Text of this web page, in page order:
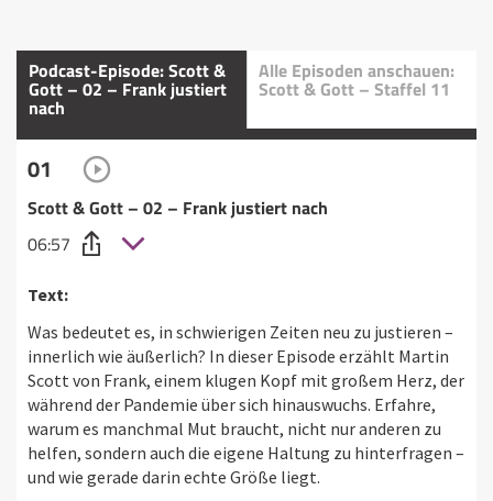
Podcast-Episode: Scott &
Gott – 02 – Frank justiert
nach
Alle Episoden anschauen:
Scott & Gott – Staffel 11
01
Scott & Gott – 02 – Frank justiert nach
06:57
Text:
Was bedeutet es, in schwierigen Zeiten neu zu justieren –
innerlich wie äußerlich? In dieser Episode erzählt Martin
Scott von Frank, einem klugen Kopf mit großem Herz, der
während der Pandemie über sich hinauswuchs. Erfahre,
warum es manchmal Mut braucht, nicht nur anderen zu
helfen, sondern auch die eigene Haltung zu hinterfragen –
und wie gerade darin echte Größe liegt.